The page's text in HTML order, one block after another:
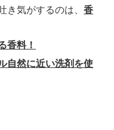
き気がするのは、香
香料！
自然に近い洗剤を使